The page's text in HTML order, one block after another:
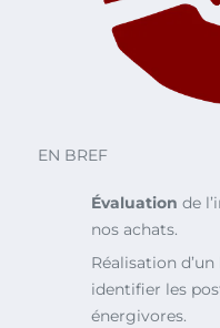
EN BREF
Évaluation de
nos achats.
Réalisation d’un
identifier les
énergivores.